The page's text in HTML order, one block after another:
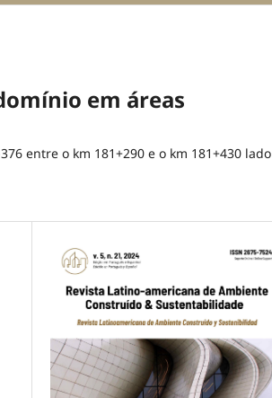
em áreas
entre o km 181+290 e o km 181+430 lado